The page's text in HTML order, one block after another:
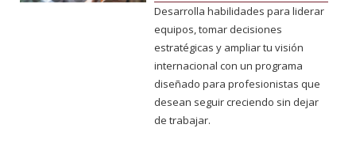
Desarrolla habilidades para liderar
equipos, tomar decisiones
estratégicas y ampliar tu visión
internacional con un programa
diseñado para profesionistas que
desean seguir creciendo sin dejar
de trabajar.